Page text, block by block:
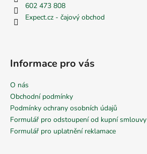
602 473 808
Expect.cz - čajový obchod
Informace pro vás
O nás
Obchodní podmínky
Podmínky ochrany osobních údajů
Formulář pro odstoupení od kupní smlouvy
Formulář pro uplatnění reklamace